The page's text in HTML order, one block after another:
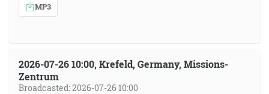
MP3
2026-07-26 10:00, Krefeld, Germany, Missions-
Zentrum
Broadcasted: 2026-07-26 10:00